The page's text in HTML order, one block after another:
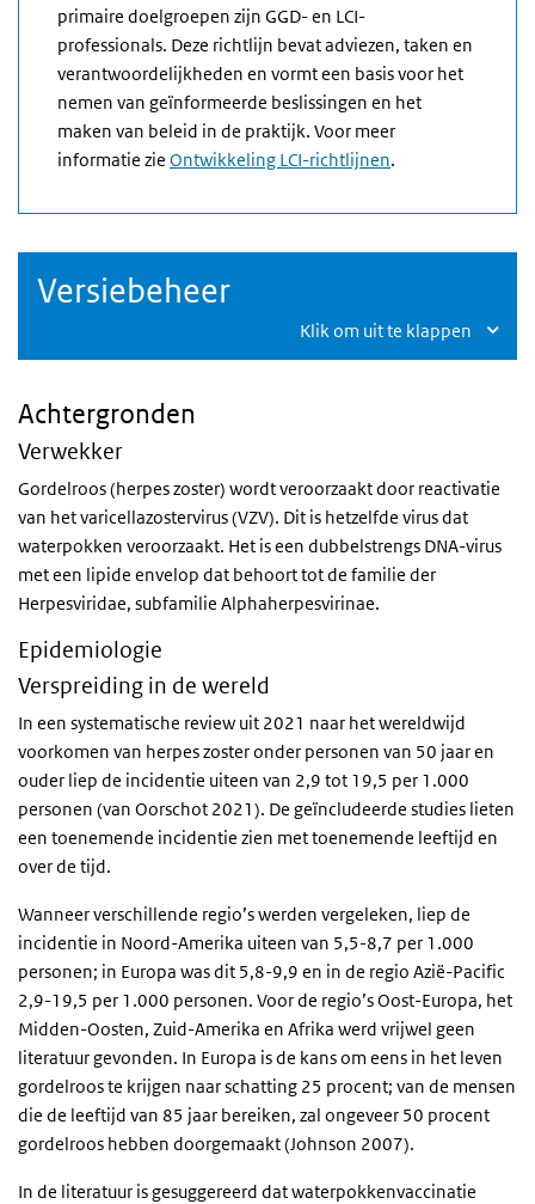
primaire doelgroepen zijn GGD- en LCI-
professionals. Deze richtlijn bevat adviezen, taken en
verantwoordelijkheden en vormt een basis voor het
nemen van geïnformeerde beslissingen en het
maken van beleid in de praktijk. Voor meer
informatie zie Ontwikkeling LCI-richtlijnen.
Versiebeheer
Klik om uit te klappen
Achtergronden
Verwekker
Gordelroos (herpes zoster) wordt veroorzaakt door reactivatie
van het varicellazostervirus (VZV). Dit is hetzelfde virus dat
waterpokken veroorzaakt. Het is een dubbelstrengs DNA-virus
met een lipide envelop dat behoort tot de familie der
Herpesviridae, subfamilie Alphaherpesvirinae.
Epidemiologie
Verspreiding in de wereld
In een systematische review uit 2021 naar het wereldwijd
voorkomen van herpes zoster onder personen van 50 jaar en
ouder liep de incidentie uiteen van 2,9 tot 19,5 per 1.000
personen (van Oorschot 2021). De geïncludeerde studies lieten
een toenemende incidentie zien met toenemende leeftijd en
over de tijd.
Wanneer verschillende regio’s werden vergeleken, liep de
incidentie in Noord-Amerika uiteen van 5,5-8,7 per 1.000
personen; in Europa was dit 5,8-9,9 en in de regio Azië-Pacific
2,9-19,5 per 1.000 personen. Voor de regio’s Oost-Europa, het
Midden-Oosten, Zuid-Amerika en Afrika werd vrijwel geen
literatuur gevonden. In Europa is de kans om eens in het leven
gordelroos te krijgen naar schatting 25 procent; van de mensen
die de leeftijd van 85 jaar bereiken, zal ongeveer 50 procent
gordelroos hebben doorgemaakt (Johnson 2007).
In de literatuur is gesuggereerd dat waterpokkenvaccinatie